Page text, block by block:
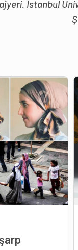
İstanbul